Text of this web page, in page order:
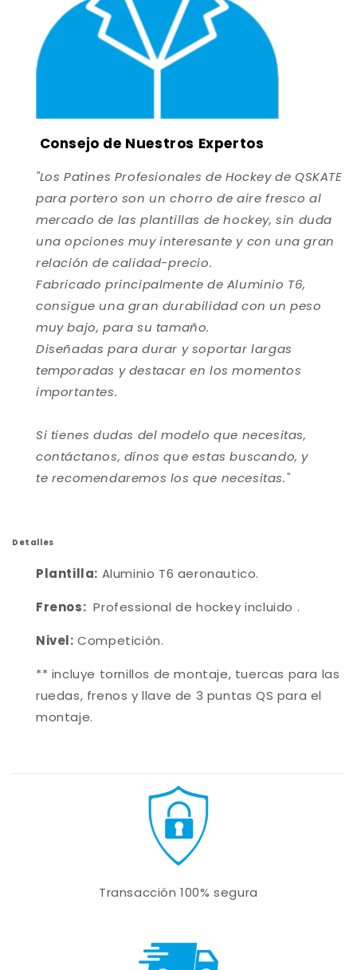
Consejo de Nuestros Expertos
"Los Patines Profesionales de Hockey de QSKATE
para portero son un chorro de aire fresco al
mercado de las plantillas de hockey, sin duda
una opciones muy interesante y con una gran
relación de calidad-precio.
Fabricado principalmente de Aluminio T6,
consigue una gran durabilidad con un peso
muy bajo, para su tamaño.
Diseñadas para durar y soportar largas
temporadas y destacar en los momentos
importantes.
Si tienes dudas del modelo que necesitas,
contáctanos, dínos que estas buscando, y
te recomendaremos los que necesitas."
Detalles
Plantilla: Aluminio T6 aeronautico.
Frenos: Professional de hockey incluido .
Nivel: Competición.
** incluye tornillos de montaje, tuercas para las
ruedas, frenos y llave de 3 puntas QS para el
montaje.
Transacción 100% segura